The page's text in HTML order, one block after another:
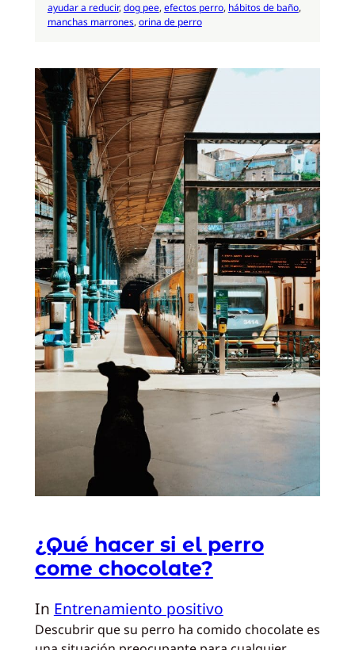
ayudar a reducir, dog pee, efectos perro, hábitos de baño
manchas marrones, orina de perro
¿Qué hacer si el perro
come chocolate?
In Entrenamiento positivo
Descubrir que su perro ha comido chocolate es